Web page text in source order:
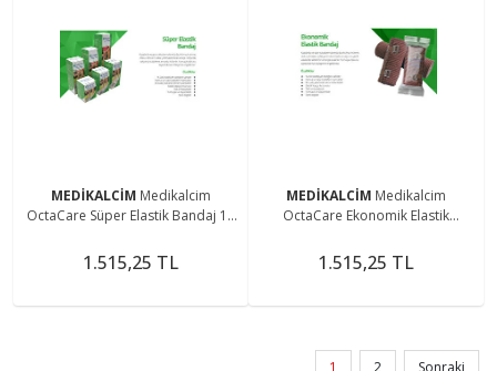
MEDİKALCİM Medikalcim
OctaCare Süper Elastik Bandaj 15
1.515,25 TL
MEDİKALCİM Medikalcim
OctaCare Ekonomik Elastik
1.515,25 TL
1 2 Sonraki